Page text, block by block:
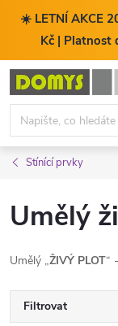
☀️ LETNÍ AKCE
Kč | Platnost
Přejít
obsah
Stínící prvky
Umělý
Umělý „ŽIVÝ PLOT“
Filtrovat